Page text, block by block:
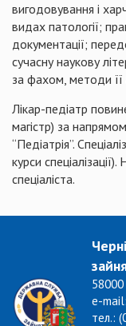
вигодовування і
видах патології;
документації;
сучасну наукову
за фахом, методи її
Лікар-педіатр
магістр) за
“Педіатрія”.
курси
спеціаліста.
58000
e-
тел.: